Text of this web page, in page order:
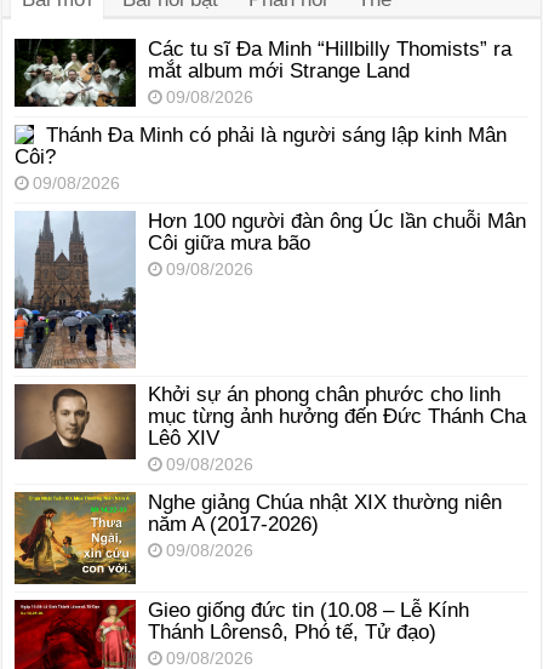
Các tu sĩ Đa Minh “Hillbilly Thomists” ra
mắt album mới Strange Land
09/08/2026
Thánh Đa Minh có phải là người sáng lập kinh Mân
Côi?
09/08/2026
Hơn 100 người đàn ông Úc lần chuỗi Mân
Côi giữa mưa bão
09/08/2026
Khởi sự án phong chân phước cho linh
mục từng ảnh hưởng đến Đức Thánh Cha
Lêô XIV
09/08/2026
Nghe giảng Chúa nhật XIX thường niên
năm A (2017-2026)
09/08/2026
Gieo giống đức tin (10.08 – Lễ Kính
Thánh Lôrensô, Phó tế, Tử đạo)
09/08/2026